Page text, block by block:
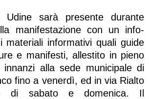
Udine sarà presente durante
manifestazione con un info-
materiali informativi quali guide
e manifesti, allestito in pieno
alla sede municipale di
fino a venerdì, ed in via Rialto
di sabato e domenica. Il